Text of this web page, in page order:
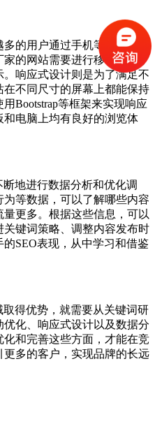
的用户通过手机等移动设备
的网站需要进行移动优化，
响应式设计则是为了满足不
不同尺寸的屏幕上都能保持
Bootstrap等框架来实现响应
电脑上均有良好的浏览体
地进行数据分析和优化调
等数据，可以了解哪些内容
更多。根据这些信息，可以
键词策略、调整内容发布时
SEO表现，从中学习和借鉴
得优势，就需要从关键词研
化、响应式设计以及数据分
和完善这些方面，才能在竞
多的客户，实现品牌的长远